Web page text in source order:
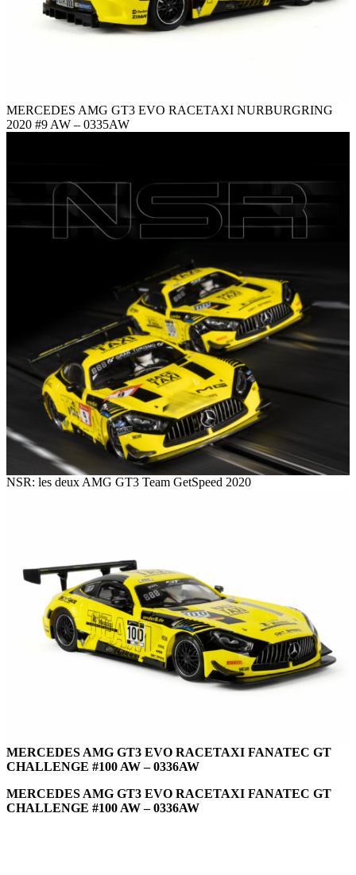
MERCEDES AMG GT3 EVO RACETAXI NURBURGRING
2020 #9 AW – 0335AW
NSR: les deux AMG GT3 Team GetSpeed 2020
MERCEDES AMG GT3 EVO RACETAXI FANATEC GT
CHALLENGE #100 AW – 0336AW
MERCEDES AMG GT3 EVO RACETAXI FANATEC GT
CHALLENGE #100 AW – 0336AW